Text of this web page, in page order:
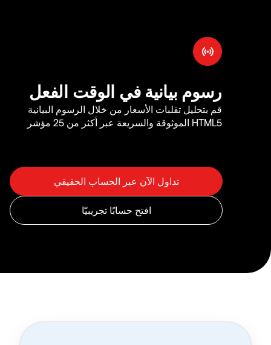
رسوم بيانية في الوقت الفعل
قم بتحليل تقلبات الأسعار من خلال الرسوم البيانية
HTML5 الموثوقة والسريعة عبر أكثر من 25 مؤشر